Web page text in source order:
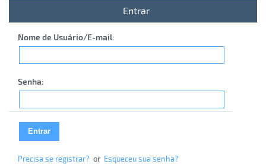
Entrar
Nome de Usuário/E-mail:
Senha:
Precisa se registrar? or Esqueceu sua senha?